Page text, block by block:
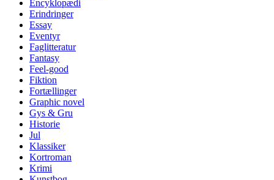
Encyklopædi
Erindringer
Essay
Eventyr
Faglitteratur
Fantasy
Feel-good
Fiktion
Fortællinger
Graphic novel
Gys & Gru
Historie
Jul
Klassiker
Kortroman
Krimi